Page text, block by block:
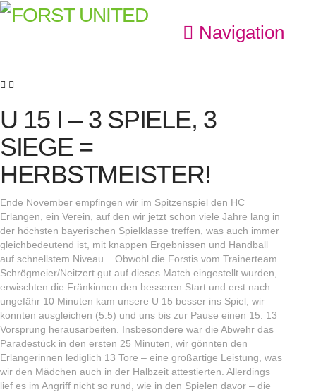
Navigation
U 15 I – 3 SPIELE, 3
SIEGE =
HERBSTMEISTER!
Ende November empfingen wir im Spitzenspiel den HC
Erlangen, ein Verein, auf den wir jetzt schon viele Jahre lang in
der höchsten bayerischen Spielklasse treffen, was auch immer
gleichbedeutend ist, mit knappen Ergebnissen und Handball
auf schnellstem Niveau. Obwohl die Forstis vom Trainerteam
Schrögmeier/Neitzert gut auf dieses Match eingestellt wurden,
erwischten die Fränkinnen den besseren Start und erst nach
ungefähr 10 Minuten kam unsere U 15 besser ins Spiel, wir
konnten ausgleichen (5:5) und uns bis zur Pause einen 15: 13
Vorsprung herausarbeiten. Insbesondere war die Abwehr das
Paradestück in den ersten 25 Minuten, wir gönnten den
Erlangerinnen lediglich 13 Tore – eine großartige Leistung, was
wir den Mädchen auch in der Halbzeit attestierten. Allerdings
lief es im Angriff nicht so rund, wie in den Spielen davor – die